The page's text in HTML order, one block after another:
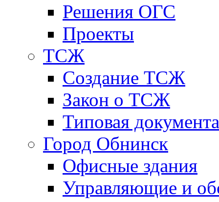
Решения ОГС
Проекты
ТСЖ
Создание ТСЖ
Закон о ТСЖ
Типовая
Город Обнинск
Офисные здания
Управляющие и